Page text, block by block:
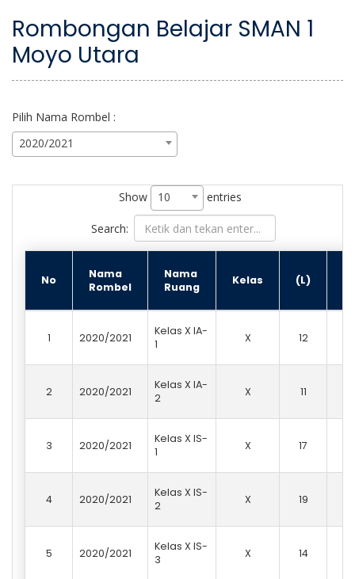
Rombongan Belajar SMAN 1
Moyo Utara
Pilih Nama Rombel :
2020/2021
Show 10 entries
Search:
No
Nama
Rombel
Nama
Ruang
Kelas (L)
1 2020/2021
Kelas X IA-
1
X 12
2 2020/2021
Kelas X IA-
2
X 11
3 2020/2021
Kelas X IS-
1
X 17
4 2020/2021
Kelas X IS-
2
X 19
5 2020/2021
Kelas X IS-
3
X 14